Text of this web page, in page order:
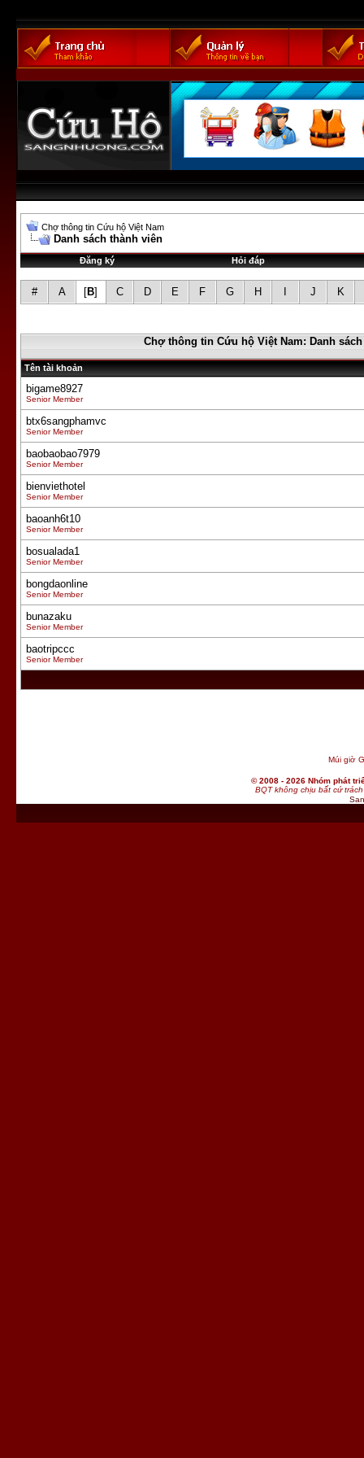
Chợ thông tin Cứu hộ Việt Nam
Danh sách thành viên
Đăng ký Hỏi đáp
# A [B] C D E F G H J K
Chợ thông tin Cứu hộ Việt Nam: Danh
Tên tài khoản
bigame8927
Senior Member
btx6sangphamvc
Senior Member
baobaobao7979
Senior Member
bienviethotel
Senior Member
baoanh6t10
Senior Member
bosualada1
Senior Member
bongdaonline
Senior Member
bunazaku
Senior Member
baotripccc
Senior Member
Múi giờ
© 2008 - 2026 Nhóm phát
BQT không chịu bất cứ